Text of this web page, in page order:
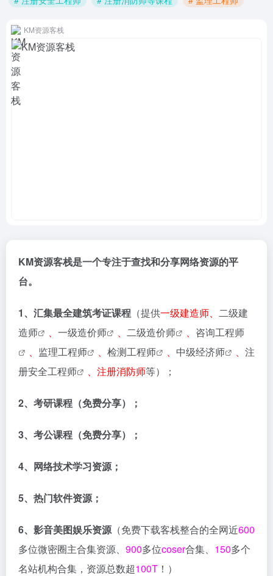
KM资源客栈
KM资源客栈是一个专注于查找和分享网络资源的平
台。
1、汇集最全建筑考证课程 （提供一级建造师、 二级建
造师
、 一级造价师 、 二级造价师 、 咨询工程师
、 监理工程师 、 检测工程师 、 中级经济师 、 注
册安全工程师
、注册消防师等）；
2、考研课程（免费分享）；
3、考公课程（免费分享）；
4、网络技术学习资源；
5、热门软件资源；
6、影音美图娱乐资源（免费下载客栈整合的全网近600
多位微密圈主合集资源、 900多位coser合集、 150多个
名站机构合集，资源总数超100T ！）